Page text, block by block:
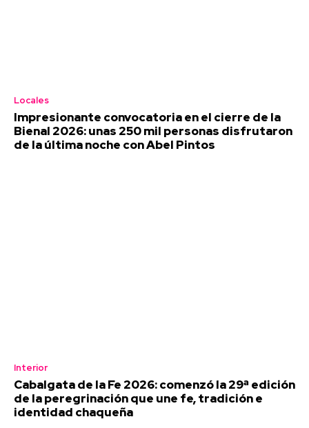
Locales
Impresionante convocatoria en el cierre de la
Bienal 2026: unas 250 mil personas disfrutaron
de la última noche con Abel Pintos
Interior
Cabalgata de la Fe 2026: comenzó la 29ª edición
de la peregrinación que une fe, tradición e
identidad chaqueña